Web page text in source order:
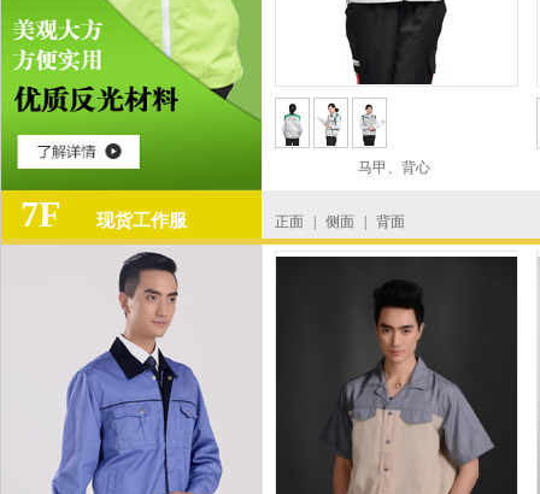
马甲、背心
7F 现货工作服 正面 侧面 背面